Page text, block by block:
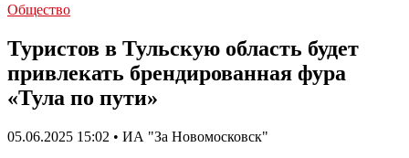
Общество
Туристов в Тульскую область будет
привлекать брендированная фура
«Тула по пути»
05.06.2025 15:02 • ИА "За Новомосковск"